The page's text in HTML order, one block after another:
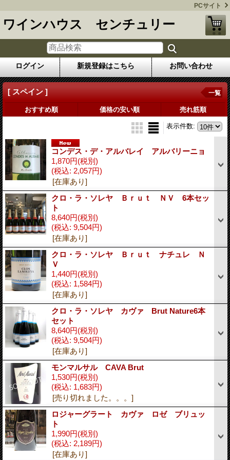
PCサイト
ワインハウス センチュリー
ログイン 新規登録はこちら お問い合わせ
[ スペイン ] 一覧
おすすめ順 価格の安い順 売れ筋順
表示件数:
コンデス・デ・アルバレイ アルバリーニョ
1,870円(税別)
(税込: 2,057円)
[在庫あり]
クロ・ラ・ソレヤ Ｂｒｕｔ ＮＶ 6本セッ
ト
8,640円(税別)
(税込: 9,504円)
[在庫あり]
クロ・ラ・ソレヤ Ｂｒｕｔ ナチュレ Ｎ
Ｖ
1,440円(税別)
(税込: 1,584円)
[在庫あり]
クロ・ラ・ソレヤ カヴァ Brut Nature6本
セット
8,640円(税別)
(税込: 9,504円)
[在庫あり]
モンマルサル CAVA Brut
1,530円(税別)
(税込: 1,683円)
[売り切れました。。。]
ロジャーグラート カヴァ ロゼ ブリュッ
ト
1,990円(税別)
(税込: 2,189円)
[在庫あり]